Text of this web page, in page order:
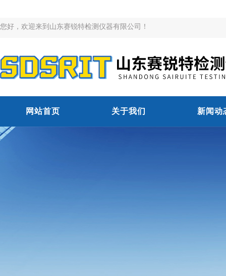
您好，欢迎来到山东赛锐特检测仪器有限公司！
网站首页 关于我们 新闻动